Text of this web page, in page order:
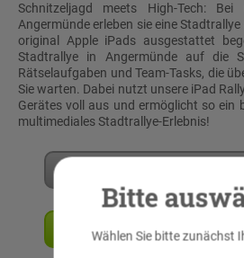
Schnitzeljagd meets High-Tech:
Angermünde erleben sie eine
original Apple iPads ausgestattet
Stadtrallye in Angermünde auf die
Rätselaufgaben und Team-Tasks, die
Sie warten. Dabei nutzt unsere iPad
Gerätes voll aus und ermöglicht so ein
multimediales Stadtrallye-Erlebnis!
Angebot
Bitte
Wählen Sie bitte zunächst